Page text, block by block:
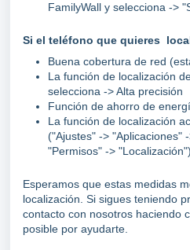
FamilyWall y selecciona ->
Si el teléfono que quieres
Buena cobertura de red
La función de localización
selecciona -> Alta precisión
Función de ahorro de
La función de localización
("Ajustes" -> "Aplicaciones"
"Permisos" -> "Localización")
Esperamos que estas medidas
localización. Si sigues teniendo
contacto con nosotros haciendo
posible por ayudarte.